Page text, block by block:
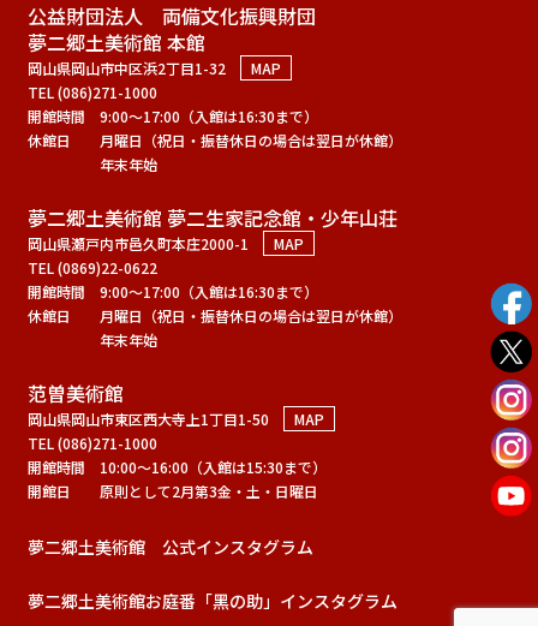
公益財団法人 両備文化振興財団
夢二郷土美術館 本館
岡山県岡山市中区浜2丁目1-32
MAP
TEL (086)271-1000
開館時間
9:00～17:00（入館は16:30まで）
休館日
月曜日（祝日・振替休日の場合は翌日が休館）
年末年始
夢二郷土美術館 夢二生家記念館・少年山荘
岡山県瀬戸内市邑久町本庄2000-1
MAP
TEL (0869)22-0622
開館時間
9:00～17:00（入館は16:30まで）
休館日
月曜日（祝日・振替休日の場合は翌日が休館）
年末年始
范曽美術館
岡山県岡山市東区西大寺上1丁目1-50
MAP
TEL (086)271-1000
開館時間
10:00～16:00（入館は15:30まで）
開館日
原則として2月第3金・土・日曜日
夢二郷土美術館 公式インスタグラム
夢二郷土美術館お庭番「黑の助」インスタグラム